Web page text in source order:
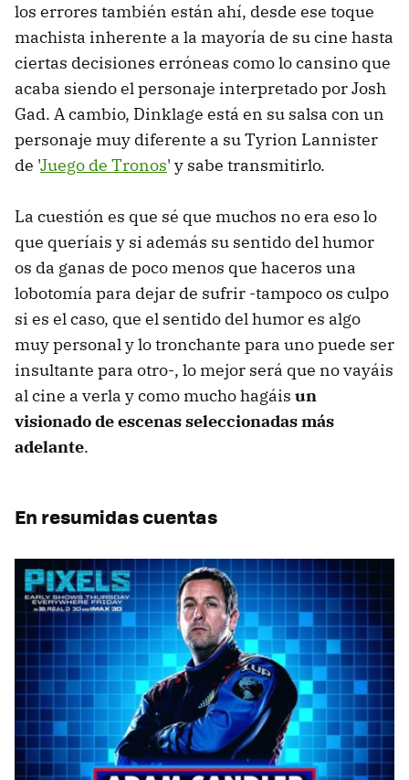
los errores también están ahí, desde ese toque
machista inherente a la mayoría de su cine hasta
ciertas decisiones erróneas como lo cansino que
acaba siendo el personaje interpretado por Josh
Gad. A cambio, Dinklage está en su salsa con un
personaje muy diferente a su Tyrion Lannister
de 'Juego de Tronos' y sabe transmitirlo.
La cuestión es que sé que muchos no era eso lo
que queríais y si además su sentido del humor
os da ganas de poco menos que haceros una
lobotomía para dejar de sufrir -tampoco os culpo
si es el caso, que el sentido del humor es algo
muy personal y lo tronchante para uno puede ser
insultante para otro-, lo mejor será que no vayáis
al cine a verla y como mucho hagáis un
visionado de escenas seleccionadas más
adelante.
En resumidas cuentas